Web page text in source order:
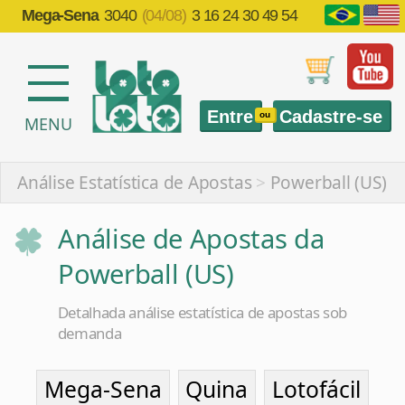
Mega-Sena 3040 (04/08) 3 16 24 30 49 54
Entre ou Cadastre-se
Análise de Apostas da
Powerball (US)
Detalhada análise estatística de apostas sob
Mega-Sena
Timemania
Dia de Sorte